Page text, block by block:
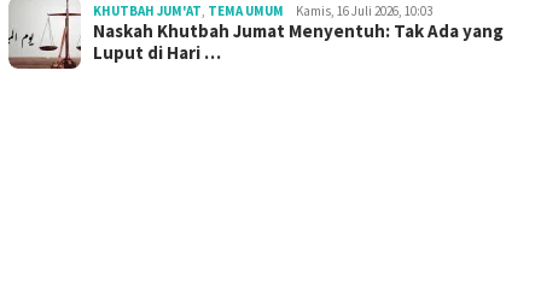
KHUTBAH JUM'AT TEMA UMUM Kamis, 16 Juli 2026, 10:03
Naskah Khutbah Jumat Menyentuh: Tak Ada yang
Luput di Hari …